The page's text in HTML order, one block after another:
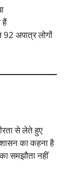
हैं
92 अपात्र लोगों
से लेते हुए
का कहना है
समझौता नहीं